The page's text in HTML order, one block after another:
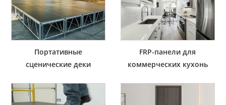
Портативные
сценические деки
FRP-панели для
коммерческих кухонь